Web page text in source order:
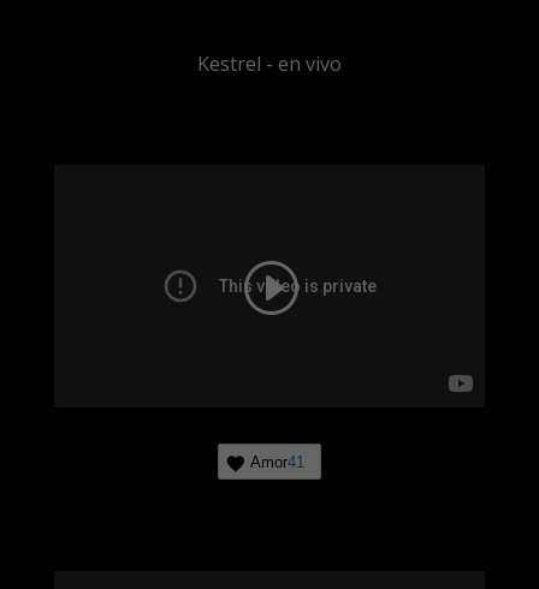
Kestrel - en vivo
Amor41